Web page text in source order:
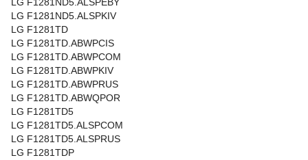
LG F1281ND5.ALSPKIV
LG F1281TD
LG F1281TD.ABWPCIS
LG F1281TD.ABWPCOM
LG F1281TD.ABWPKIV
LG F1281TD.ABWPRUS
LG F1281TD.ABWQPOR
LG F1281TD5
LG F1281TD5.ALSPCOM
LG F1281TD5.ALSPRUS
LG F1281TDP